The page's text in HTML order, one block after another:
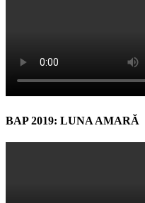
BAP 2019: LUNA AMARĂ